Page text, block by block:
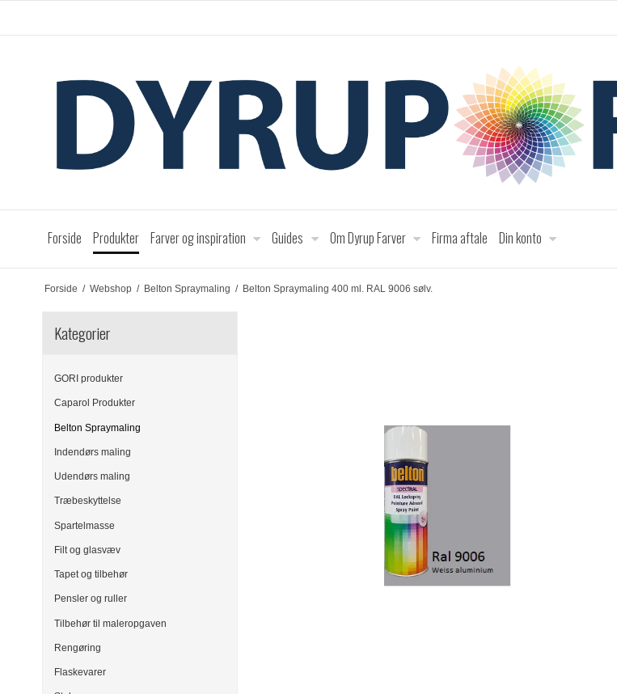
Forside Produkter Farver og inspiration Guides Om Dyrup Farver Firma aftale Din konto
Forside / Webshop / Belton Spraymaling / Belton Spraymaling 400 ml. RAL 9006 sølv.
Kategorier
GORI produkter
Caparol Produkter
Belton Spraymaling
Indendørs maling
Udendørs maling
Træbeskyttelse
Spartelmasse
Filt og glasvæv
Tapet og tilbehør
Pensler og ruller
Tilbehør til maleropgaven
Rengøring
Flaskevarer